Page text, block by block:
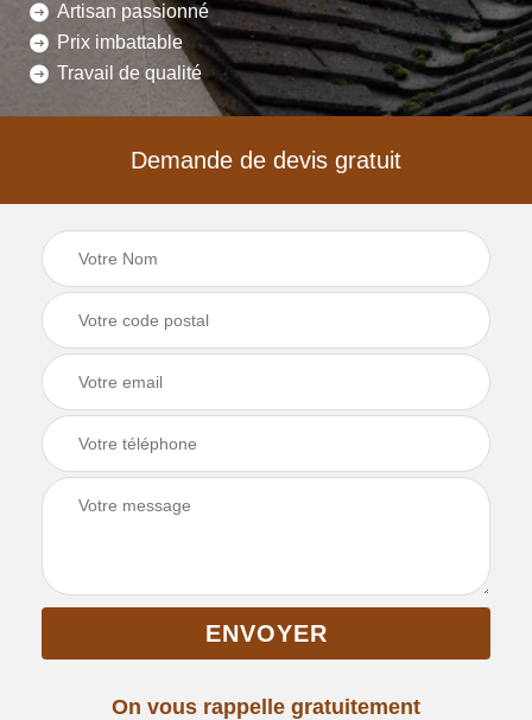
Artisan passionné
Prix imbattable
Travail de qualité
Demande de devis gratuit
On vous rappelle gratuitement